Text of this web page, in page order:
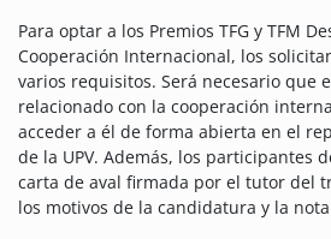
Para optar a los Premios TFG y TFM
Cooperación Internacional, los
varios requisitos. Será necesario que
relacionado con la cooperación
acceder a él de forma abierta en el
de la UPV. Además, los participantes
carta de aval firmada por el tutor del
los motivos de la candidatura y la